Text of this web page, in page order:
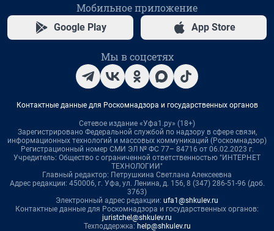
Мобильное приложение
Google Play App Store
Мы в соцсетях
Контактные данные для Роскомнадзора и государственных органов
Сетевое издание «Уфа1.ру» (18+)
Зарегистрировано Федеральной службой по надзору в сфере связи,
информационных технологий и массовых коммуникаций (Роскомнадзор)
Регистрационный номер СМИ ЭЛ № ФС 77– 84716 от 06.02.2023 г.
Учредитель: Общество с ограниченной ответственностью "ИНТЕРНЕТ
ТЕХНОЛОГИИ"
Главный редактор: Петрушкина Светлана Алексеевна
Адрес редакции: 450006, г. Уфа, ул. Ленина, д. 156, 8 (347) 286-51-96 (доб.
3763)
Электронный адрес редакции: ufa1@shkulev.ru
Контактные данные для Роскомнадзора и государственных органов:
juristchel@shkulev.ru
Техподдержка: help@shkulev.ru